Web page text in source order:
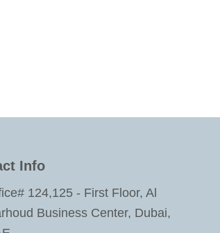
Info
124,125 - First Floor, Al
Business Center, Dubai,